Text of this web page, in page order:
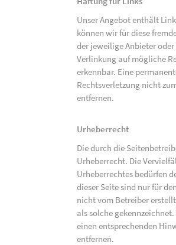
Unser Angebot enthält
können wir für diese
der jeweilige Anbieter
Verlinkung auf mögliche
erkennbar. Eine
Rechtsverletzung nicht
entfernen.
Urheberrecht
Die durch die
Urheberrecht. Die
Urheberrechtes bedürfen
dieser Seite sind nur für
nicht vom Betreiber
als solche
einen entsprechenden
entfernen.